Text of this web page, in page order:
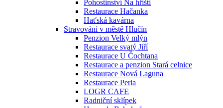
Pohostinství Na hřišti
Restaurace Hačanka
Haťská kavárna
Stravování v městě Hlučín
Penzion Velký mlýn
Restaurace svatý Jiří
Restaurace U Čochtana
Restaurace a penzion Stará celnice
Restaurace Nová Laguna
Restaurace Perla
LOGR CAFE
Radniční sklípek